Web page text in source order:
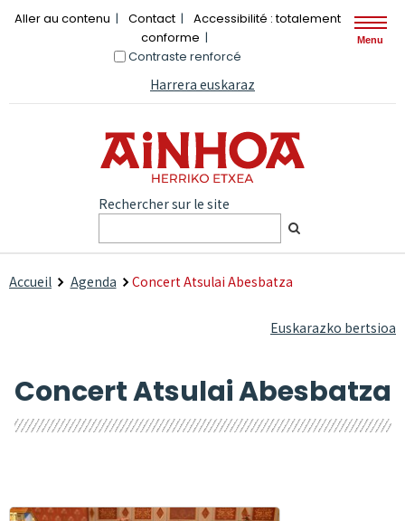
Aller au contenu Contact
Accessibilité : totalement
conforme
Contraste renforcé
Harrera euskaraz
Rechercher sur le site
Menu
Accueil Agenda Concert Atsulai Abesbatza
Euskarazko bertsioa
Concert Atsulai Abesbatza